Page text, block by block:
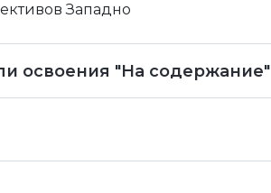
Западно
освоения "На содержание"